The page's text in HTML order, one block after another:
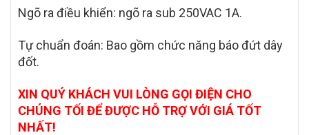
Ngõ ra điều khiển: ngõ ra sub 250VAC 1A.
Tự chuẩn đoán: Bao gồm chức năng báo đứt dây
đốt.
XIN QUÝ KHÁCH VUI LÒNG GỌI ĐIỆN CHO
CHÚNG TỐI ĐỂ ĐƯỢC HỖ TRỢ VỚI GIÁ TỐT
NHẤT!